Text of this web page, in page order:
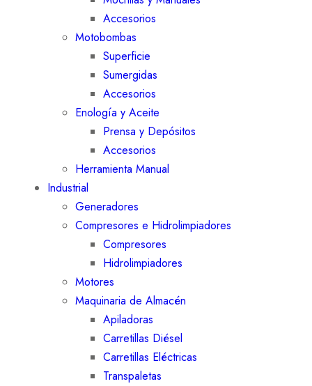
Accesorios
Motobombas
Superficie
Sumergidas
Accesorios
Enología y Aceite
Prensa y Depósitos
Accesorios
Herramienta Manual
Industrial
Generadores
Compresores e Hidrolimpiadores
Compresores
Hidrolimpiadores
Motores
Maquinaria de Almacén
Apiladoras
Carretillas Diésel
Carretillas Eléctricas
Transpaletas